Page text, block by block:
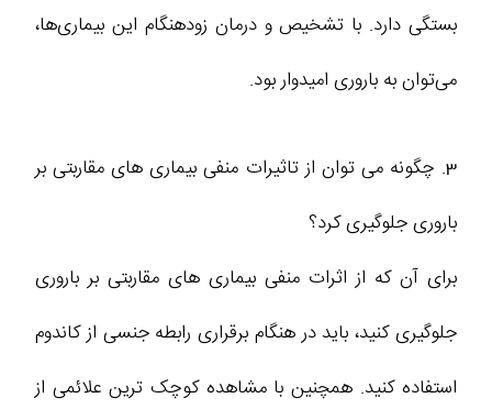
بستگی دارد. با تشخیص و درمان زودهنگام این بیماری‌ها،
می‌توان به باروری امیدوار بود.
3. چگونه می ‌توان از تاثیرات منفی بیماری ‌های مقاربتی بر
باروری جلوگیری کرد؟
برای آن که از اثرات منفی بیماری‌ های مقاربتی بر باروری
جلوگیری کنید، باید در هنگام برقراری رابطه جنسی از کاندوم
استفاده کنید. همچنین با مشاهده کوچک‌ ترین علائمی از